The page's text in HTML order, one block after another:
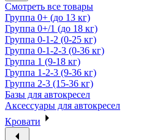
Смотреть все товары
Группа 0+ (до 13 кг)
Группа 0+/1 (до 18 кг)
Группа 0-1-2 (0-25 кг)
Группа 0-1-2-3 (0-36 кг)
Группа 1 (9-18 кг)
Группа 1-2-3 (9-36 кг)
Группа 2-3 (15-36 кг)
Базы для автокресел
Аксессуары для автокресел
Кровати